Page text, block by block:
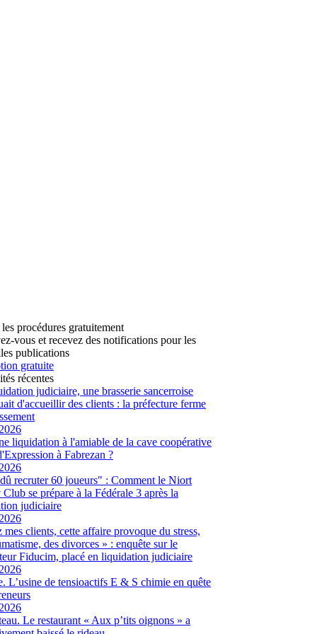
procédures gratuitement
vous et recevez des notifications pour les
publications
gratuite
récentes
judiciaire, une brasserie sancerroise
d'accueillir des clients : la préfecture ferme
liquidation à l'amiable de la cave coopérative
à Fabrezan ?
recruter 60 joueurs" : Comment le Niort
se prépare à la Fédérale 3 après la
judiciaire
mes clients, cette affaire provoque du stress,
des divorces » : enquête sur le
Fiducim, placé en liquidation judiciaire
L’usine de tensioactifs E & S chimie en quête
Le restaurant « Aux p’tits oignons » a